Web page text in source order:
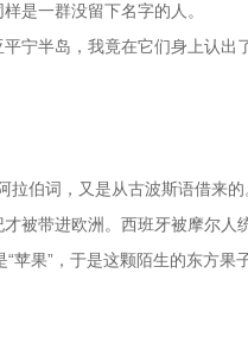
是一群没留下名字的人。
宁半岛，我竟在它们身上认出
伯词，又是从古波斯语借来的
被带进欧洲。西班牙被摩尔人
果”，于是这颗陌生的东方果